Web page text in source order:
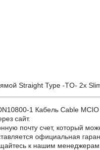
Straight Type -TO- 2x
1 Кабель Cable MCIO
сайт.
почту счет, который
официальная
к нашим менеджерам.